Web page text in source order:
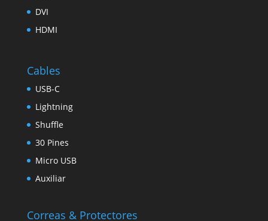
DVI
HDMI
Cables
USB-C
Lightning
Shuffle
30 Pines
Micro USB
Auxiliar
Correas & Protectores